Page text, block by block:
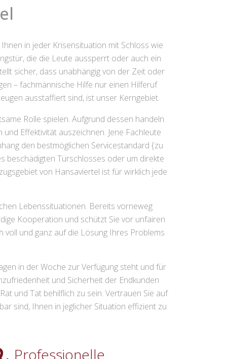
Ihnen in jeder Krisensituation mit Schloss wie
die die Leute aussperrt oder auch ein
sicher, dass unabhängig von der Zeit oder
– fachmännische Hilfe nur einen Hilferuf
ausstaffiert sind, ist unser Kerngebiet.
Rolle spielen. Aufgrund dessen handeln
Effektivität auszeichnen. Jene Fachleute
den bestmöglichen Servicestandard {zu
beschädigten Türschlosses oder um direkte
von Hansaviertel ist für wirklich jede
Lebenssituationen. Bereits vorneweg
Kooperation und schützt Sie vor unfairen
voll und ganz auf die Lösung Ihres Problems
in der Woche zur Verfügung steht und für
und Sicherheit der Endkunden
und Tat behilflich zu sein. Vertrauen Sie auf
sind, Ihnen in jeglicher Situation effizient zu
Professionelle